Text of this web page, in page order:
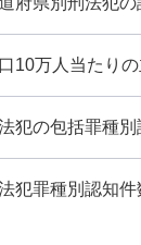
10万人当たりの
犯の包括罪種別
犯罪種別認知件